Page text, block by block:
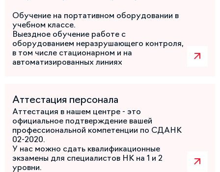
Обучение на портативном оборудовании в
учебном классе.
Выездное обучение работе с
оборудованием неразрушающего контроля,
в том числе стационарном и на
автоматизированных линиях
Аттестация персонала
Аттестация в нашем центре - это
официальное подтверждение вашей
профессиональной компетенции по СДАНК
02-2020.
У нас можно сдать квалификационные
экзамены для специалистов НК на 1 и 2
уровни.